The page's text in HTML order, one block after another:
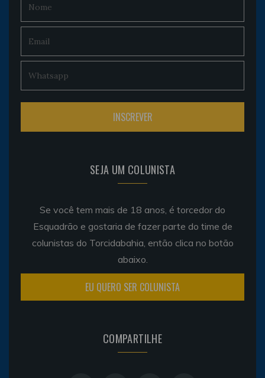
SEJA UM COLUNISTA
Se você tem mais de 18 anos, é torcedor do
Esquadrão e gostaria de fazer parte do time de
colunistas do Torcidabahia, então clica no botão
abaixo.
EU QUERO SER COLUNISTA
COMPARTILHE